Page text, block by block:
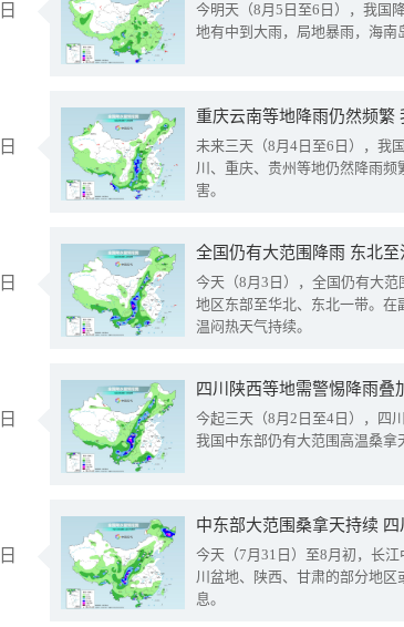
今明天（8月5日至6日），我国
地有中到大雨，局地暴雨，海南
重庆云南等地降雨仍然频繁
未来三天（8月4日至6日），我
川、重庆、贵州等地仍然降雨
害。
全国仍有大范围降雨 东北
今天（8月3日），全国仍有大
地区东部至华北、东北一带。
温闷热天气持续。
今起三天（8月2日至4日），四
我国中东部仍有大范围高温桑拿
中东部大范围桑拿天持续
今天（7月31日）至8月初，长
川盆地、陕西、甘肃的部分地
息。